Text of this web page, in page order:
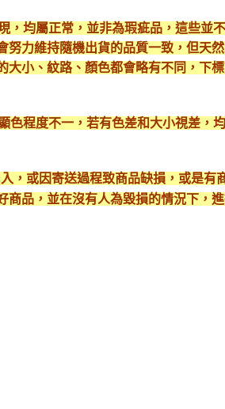
，均屬正常，並非為瑕疵品，這些並
努力維持隨機出貨的品質一致，但天
大小、紋路、顏色都會略有不同，下
色程度不一，若有色差和大小視差，
，或因寄送過程致商品缺損，或是有
商品，並在沒有人為毀損的情況下，